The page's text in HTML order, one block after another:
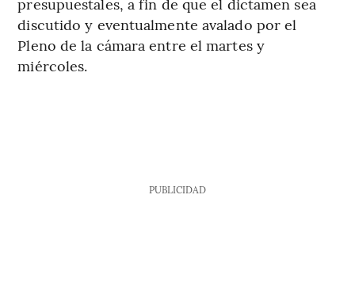
discutido y eventualmente avalado por el
Pleno de la cámara entre el martes y
miércoles.
PUBLICIDAD